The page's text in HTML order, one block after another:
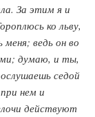
За этим я и
ко льву,
ведь он во
думаю, и ты,
седой
нем и
действуют